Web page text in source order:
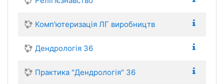
Комп'ютеризація ЛГ виробництв
Дендрологія 36
Практика "Дендрологія" 36